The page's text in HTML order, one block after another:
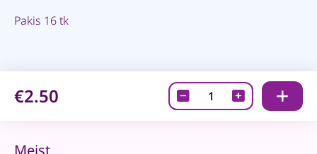
Pakis 16 tk
€2.50
Kleebitavad
roosid
Meist